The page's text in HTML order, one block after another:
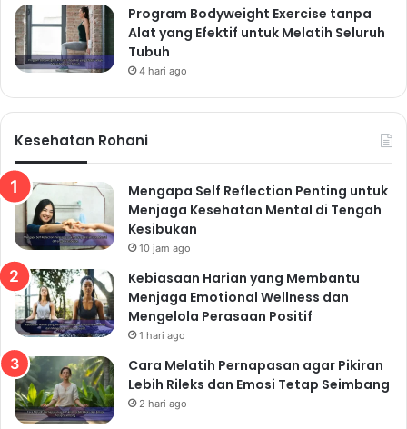
Jalan kaki:Olahraga yang mudah dilakukan dan dapat
dilakukan di mana saja.
Bersepeda:Olahraga yang menyenangkan dan dapat
dilakukan di luar ruangan.
dan mengurangi stres.
Pilates:Olahraga yang dapat memperkuat otot inti
tubuh.
Istirahat yang Cukup: Tidur
Berkualitas untuk Tubuh
yang Prima
Tidur yang cukup dan berkualitas sangat penting untuk
menjaga kesehatan tubuh secara alami dan efektif.
Saat tidur, tubuh melakukan proses perbaikan dan
regenerasi sel. Kurang tidur dapat menyebabkan
Program Bodyweight Exercise tanpa
Alat yang Efektif untuk Melatih Seluruh
Tubuh
4 hari ago
Kesehatan Rohani
Mengapa Self Reflection Penting untuk
Menjaga Kesehatan Mental di Tengah
Kesibukan
10 jam ago
Kebiasaan Harian yang Membantu
Menjaga Emotional Wellness dan
Mengelola Perasaan Positif
1 hari ago
Cara Melatih Pernapasan agar Pikiran
Lebih Rileks dan Emosi Tetap Seimbang
2 hari ago